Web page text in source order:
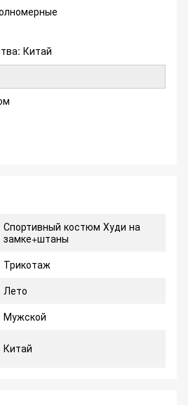
Китай
Спортивный костюм Худи на
замке+штаны
Трикотаж
Лето
Мужской
Китай